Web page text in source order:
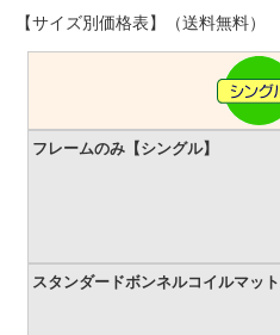
【サイズ別価格表】（送料無料）